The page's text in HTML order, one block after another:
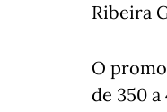
Ribeira
O
de 350